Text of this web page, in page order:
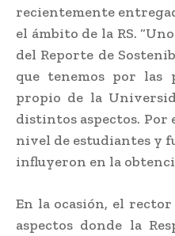
recientemente
el ámbito de la RS.
del Reporte de
que tenemos por las
propio de la
distintos aspectos. Por
nivel de estudiantes y
influyeron en la
En la ocasión, el
aspectos donde la